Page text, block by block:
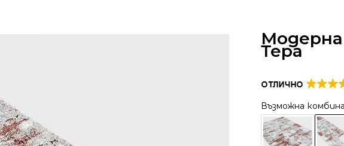
Тера
Възможна